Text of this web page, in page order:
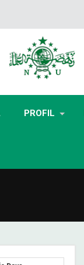
PROFIL